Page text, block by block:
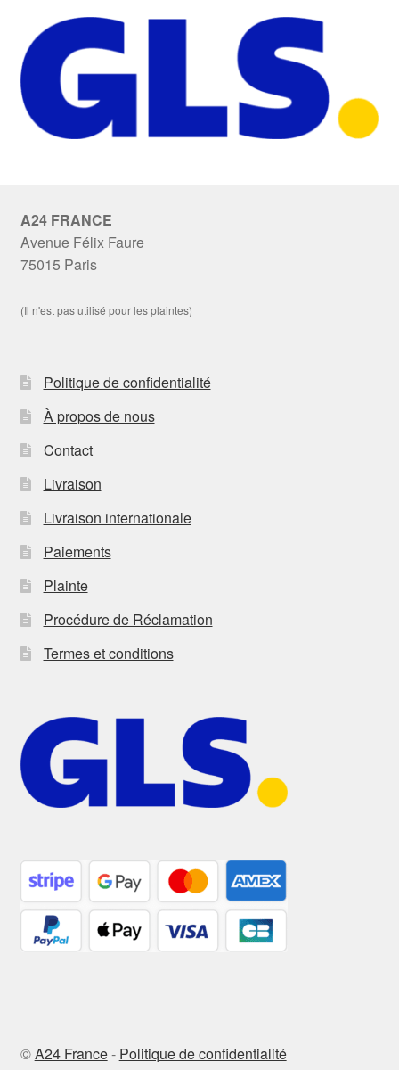
A24 FRANCE
Avenue Félix Faure
75015 Paris
(Il n'est pas utilisé pour les plaintes)
Politique de confidentialité
À propos de nous
Contact
Livraison
Livraison internationale
Paiements
Plainte
Procédure de Réclamation
Termes et conditions
©A24 France- Politique de confidentialité